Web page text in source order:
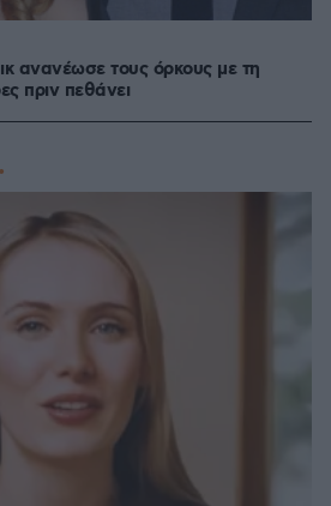
ανανέωσε τους όρκους με τη
πριν πεθάνει